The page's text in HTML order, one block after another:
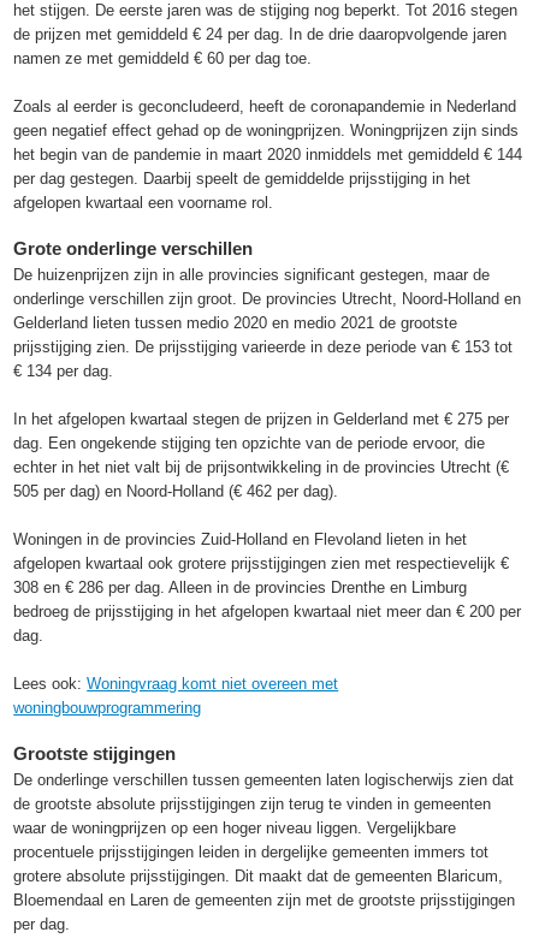
het stijgen. De eerste jaren was de stijging nog beperkt. Tot 2016 stegen
de prijzen met gemiddeld € 24 per dag. In de drie daaropvolgende jaren
namen ze met gemiddeld € 60 per dag toe.
Zoals al eerder is geconcludeerd, heeft de coronapandemie in Nederland
geen negatief effect gehad op de woningprijzen. Woningprijzen zijn sinds
het begin van de pandemie in maart 2020 inmiddels met gemiddeld € 144
per dag gestegen. Daarbij speelt de gemiddelde prijsstijging in het
afgelopen kwartaal een voorname rol.
Grote onderlinge verschillen
De huizenprijzen zijn in alle provincies significant gestegen, maar de
onderlinge verschillen zijn groot. De provincies Utrecht, Noord-Holland en
Gelderland lieten tussen medio 2020 en medio 2021 de grootste
prijsstijging zien. De prijsstijging varieerde in deze periode van € 153 tot
€ 134 per dag.
In het afgelopen kwartaal stegen de prijzen in Gelderland met € 275 per
dag. Een ongekende stijging ten opzichte van de periode ervoor, die
echter in het niet valt bij de prijsontwikkeling in de provincies Utrecht (€
505 per dag) en Noord-Holland (€ 462 per dag).
Woningen in de provincies Zuid-Holland en Flevoland lieten in het
afgelopen kwartaal ook grotere prijsstijgingen zien met respectievelijk €
308 en € 286 per dag. Alleen in de provincies Drenthe en Limburg
bedroeg de prijsstijging in het afgelopen kwartaal niet meer dan € 200 per
dag.
Lees ook:Woningvraag komt niet overeen met
woningbouwprogrammering
Grootste stijgingen
De onderlinge verschillen tussen gemeenten laten logischerwijs zien dat
de grootste absolute prijsstijgingen zijn terug te vinden in gemeenten
waar de woningprijzen op een hoger niveau liggen. Vergelijkbare
procentuele prijsstijgingen leiden in dergelijke gemeenten immers tot
grotere absolute prijsstijgingen. Dit maakt dat de gemeenten Blaricum,
Bloemendaal en Laren de gemeenten zijn met de grootste prijsstijgingen
per dag.